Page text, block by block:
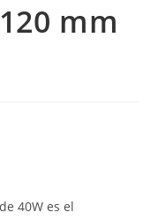
mm
40W es el